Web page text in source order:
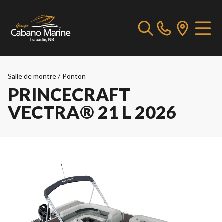
Salle de montre / Ponton
PRINCECRAFT
VECTRA® 21 L 2026